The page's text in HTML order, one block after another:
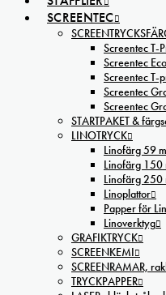
SCREENTEC
Screentec T-
Screentec
Screentec T-
Screentec
Screentec
STARTPAKET &
LINOTRYCK
Linofärg 59
Linofärg 150
Linofärg 250
Linoplattor
Papper för
Linoverktyg
GRAFIKTRYCK
SCREENKEMI
SCREENRAMAR,
TRYCKPAPPER